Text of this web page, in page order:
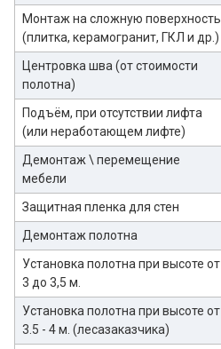
Монтаж на сложную поверхность
(плитка, керамогранит, ГКЛ и др.)
Центровка шва (от стоимости
полотна)
Подъём, при отсутствии лифта
(или неработающем лифте)
Демонтаж \ перемещение
мебели
Защитная пленка для стен
Демонтаж полотна
Установка полотна при высоте от
3 до 3,5 м.
Установка полотна при высоте от
3.5 - 4 м. (лесазаказчика)